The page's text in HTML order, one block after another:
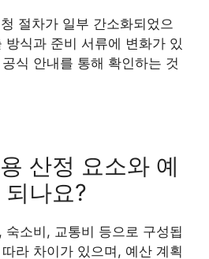
절차가 일부 간소화되었으
방식과 준비 서류에 변화가 있
식 안내를 통해 확인하는 것
산정 요소와 예
나요?
숙소비, 교통비 등으로 구성됩
라 차이가 있으며, 예산 계획